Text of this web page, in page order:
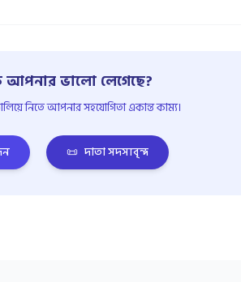
আপনার ভালো লেগেছে?
নিতে আপনার সহযোগিতা একান্ত কাম্য।
📜 দাতা সদস্যবৃন্দ